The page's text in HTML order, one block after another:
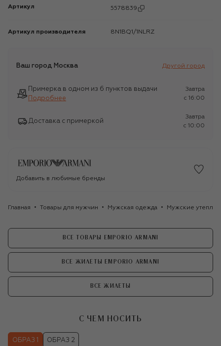
Артикул 5578839
Артикул производителя 8N1BQ1/1NLRZ
Ваш город Москва Другой город
Примерка в одном из 6 пунктов выдачи
Подробнее
Завтра
c 16:00
Доставка с примеркой
Завтра
c 10:00
Добавить в любимые бренды
Главная Товары для мужчин Мужская одежда Мужские
ВСЕ ТОВАРЫ EMPORIO ARMANI
ВСЕ ЖИЛЕТЫ EMPORIO ARMANI
ВСЕ ЖИЛЕТЫ
С ЧЕМ НОСИТЬ
ОБРАЗ 1 ОБРАЗ 2